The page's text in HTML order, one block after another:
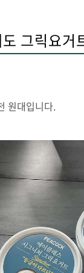
그릭요거
원대입니다.